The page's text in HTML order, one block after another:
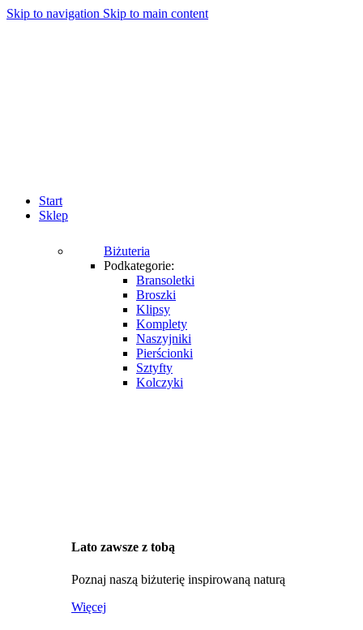
Skip to navigation Skip to main content
Start
Sklep
Biżuteria
Podkategorie:
Bransoletki
Broszki
Klipsy
Komplety
Naszyjniki
Pierścionki
Sztyfty
Kolczyki
Lato zawsze z tobą
Poznaj naszą biżuterię inspirowaną naturą
Więcej